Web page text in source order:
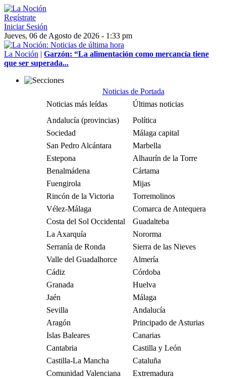
Regístrate
Iniciar Sesión
Jueves, 06 de Agosto de 2026 - 1:33 pm
La Noción | Garzón: “La alimentación como mercancía tiene
que ser superada...
Noticias de Portada
Noticias más leídas
Últimas noticias
Andalucía (provincias)
Política
Sociedad
Málaga capital
San Pedro Alcántara
Marbella
Estepona
Alhaurín de la Torre
Benalmádena
Cártama
Fuengirola
Mijas
Rincón de la Victoria
Torremolinos
Vélez-Málaga
Comarca de Antequera
Costa del Sol Occidental
Guadalteba
La Axarquía
Nororma
Serranía de Ronda
Sierra de las Nieves
Valle del Guadalhorce
Almería
Cádiz
Córdoba
Granada
Huelva
Jaén
Málaga
Sevilla
Andalucía
Aragón
Principado de Asturias
Islas Baleares
Canarias
Cantabria
Castilla y León
Castilla-La Mancha
Cataluña
Comunidad Valenciana
Extremadura